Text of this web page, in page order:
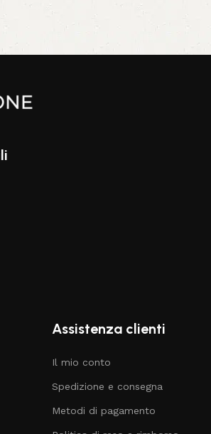
Assistenza clienti
Il mio conto
Spedizione e consegna
Metodi di pagamento